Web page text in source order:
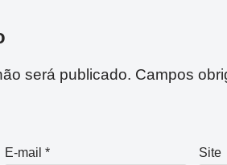
será publicado. Campos
E-mail * Site